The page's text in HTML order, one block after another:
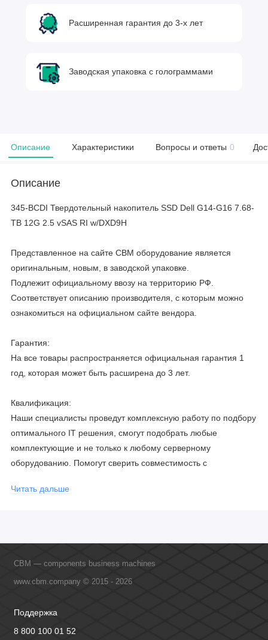
Расширенная гарантия до 3-х лет
Заводская упаковка с голограммами
Описание Характеристики Вопросы и ответы 0
Описание
345-BCDI Твердотельный накопитель SSD Dell G14-G16 7.68-
TB 12G 2.5 vSAS RI w/DXD9H
Представленное на сайте CBM оборудование является
оригинальным, новым, в заводской упаковке.
Подлежит официальному ввозу на территорию РФ.
Соответствует описанию производителя, с которым можно
ознакомиться на официальном сайте вендора.
Гарантия:
На все товары распространяется официальная гарантия 1
год, которая может быть расширена до 3 лет.
Квалификация:
Наши специалисты проведут комплексную работу по подбору
оптимального IT решения, смогут подобрать любые
комплектующие и не только к любому серверному
оборудованию. Помогут сверить совместимость с
официальными производителями и проводим регулярное
Читать дальше
CBM — components business machines
www.cbm.company © 2015 - 2026
Поддержка
8 800 100 01 52